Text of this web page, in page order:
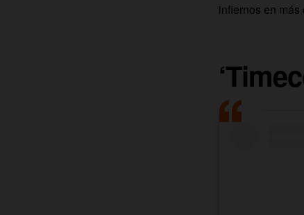
infiernos en